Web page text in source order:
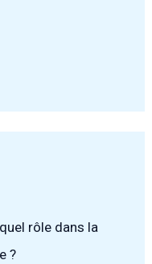
rôle dans la
?